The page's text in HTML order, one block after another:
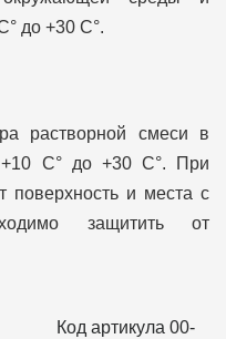
до +30 С°.
растворной смеси в
+10 С° до +30 С°. При
поверхность и места с
защитить от
Код артикула 00-